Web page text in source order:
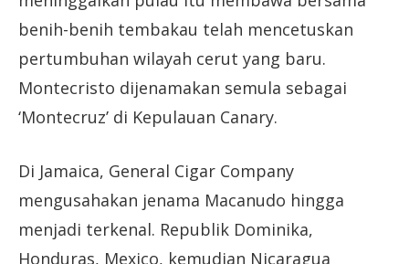
benih-benih tembakau telah mencetuskan
pertumbuhan wilayah cerut yang baru.
Montecristo dijenamakan semula sebagai
‘Montecruz’ di Kepulauan Canary.
Di Jamaica, General Cigar Company
mengusahakan jenama Macanudo hingga
menjadi terkenal. Republik Dominika,
Honduras, Mexico, kemudian Nicaragua